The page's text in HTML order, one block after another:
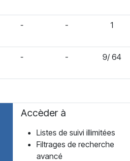
- - 1
- - 9/ 64
Accèder à
Listes de suivi illimitées
Filtrages de recherche
avancé